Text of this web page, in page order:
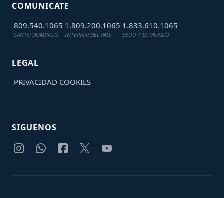
COMUNICATE
809.540.1065
SANTO DOMINGO
1.809.200.1065
INTERIOR DEL PAÍS
1.833.610.1065
EEUU Y EL MUNDO
LEGAL
PRIVACIDAD COOKIES
SIGUENOS